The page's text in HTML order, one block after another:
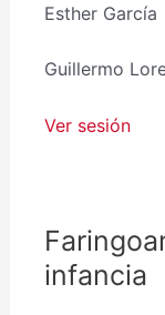
Esther García
Guillermo
Ver sesión
infancia